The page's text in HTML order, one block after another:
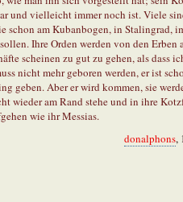
und vielleicht immer noch ist. Viele
schon am Kubanbogen, in Stalingrad,
Ihre Orden werden von den Erben
scheinen zu gut zu gehen, als dass
nicht mehr geboren werden, er ist
geben. Aber er wird kommen, sie
wieder am Rand stehe und in ihre
wie ihr Messias.
donalphons,